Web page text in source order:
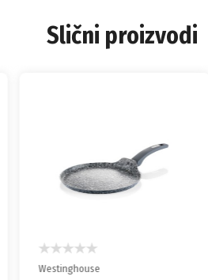
Slični proizvodi
Westinghouse